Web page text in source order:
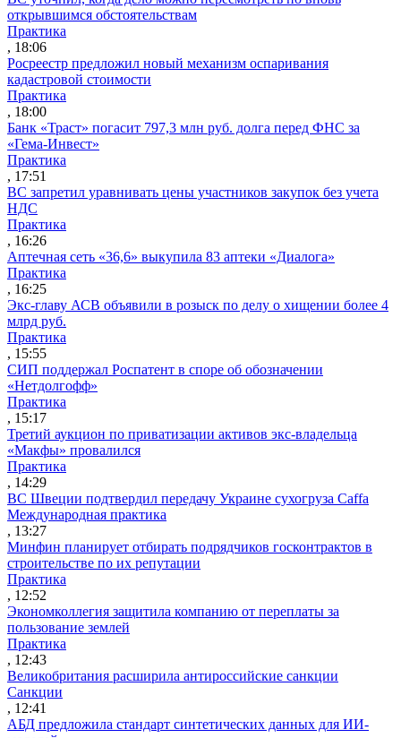
открывшимся обстоятельствам
Практика
, 18:06
Росреестр предложил новый механизм оспаривания
кадастровой стоимости
Практика
, 18:00
Банк «Траст» погасит 797,3 млн руб. долга перед ФНС за
«Гема-Инвест»
Практика
, 17:51
ВС запретил уравнивать цены участников закупок без учета
НДС
Практика
, 16:26
Аптечная сеть «36,6» выкупила 83 аптеки «Диалога»
Практика
, 16:25
Экс-главу АСВ объявили в розыск по делу о хищении более 4
млрд руб.
Практика
, 15:55
СИП поддержал Роспатент в споре об обозначении
«Нетдолгофф»
Практика
, 15:17
Третий аукцион по приватизации активов экс-владельца
«Макфы» провалился
Практика
, 14:29
ВС Швеции подтвердил передачу Украине сухогруза Caffa
Международная практика
, 13:27
Минфин планирует отбирать подрядчиков госконтрактов в
строительстве по их репутации
Практика
, 12:52
Экономколлегия защитила компанию от переплаты за
пользование землей
Практика
, 12:43
Великобритания расширила антироссийские санкции
Санкции
, 12:41
АБД предложила стандарт синтетических данных для ИИ-